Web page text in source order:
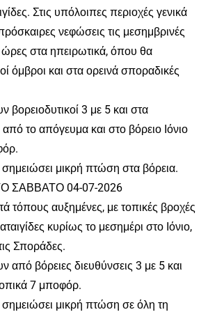
Στις υπόλοιπες περιοχές γενικά
νεφώσεις τις μεσημβρινές
ώρες στα ηπειρωτικά, όπου θα
όμβροι και στα ορεινά σποραδικές
βορειοδυτικοί 3 με 5 και στα
από το απόγευμα και στο βόρειο Ιόνιο
μικρή πτώση στα βόρεια.
ΣΑΒΒΑΤΟ 04-07-2026
τόπους αυξημένες, με τοπικές βροχές
κυρίως το μεσημέρι στο Ιόνιο,
Σποράδες.
από βόρειες διευθύνσεις 3 με 5 και
7 μποφόρ.
μικρή πτώση σε όλη τη